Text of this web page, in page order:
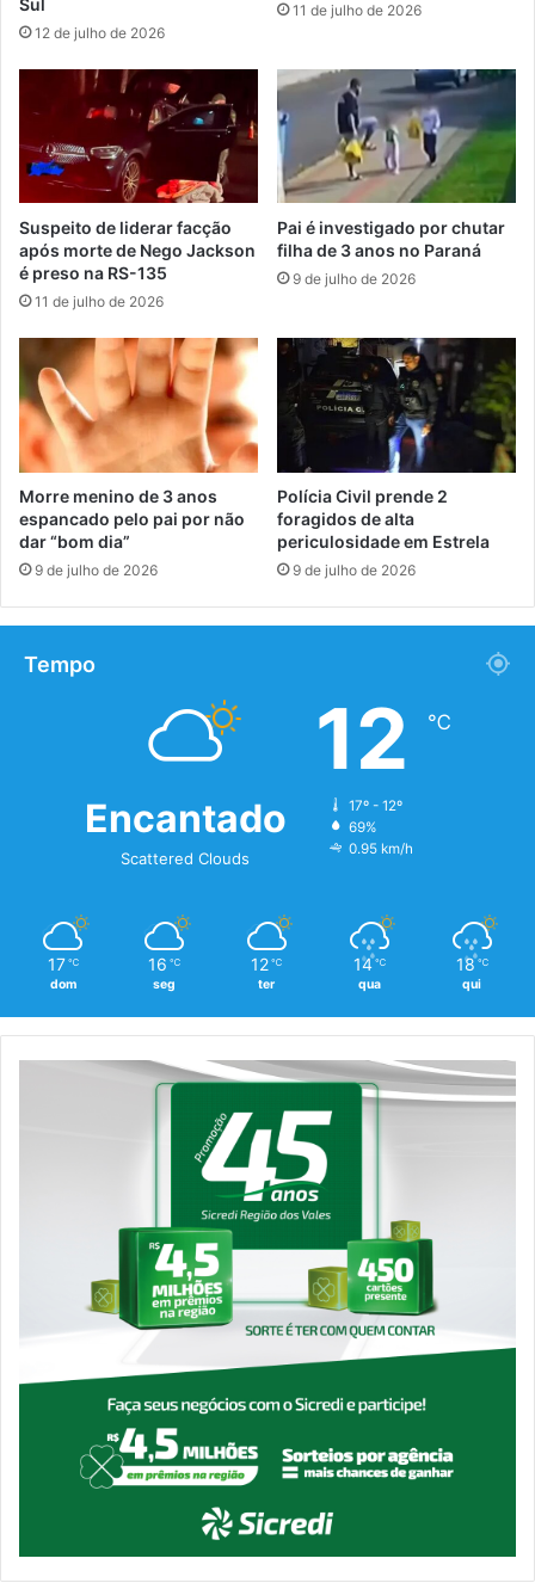
12 de julho de 2026
11 de julho de 2026
Suspeito de liderar facção
após morte de Nego Jackson
é preso na RS-135
11 de julho de 2026
Pai é investigado por chutar
filha de 3 anos no Paraná
9 de julho de 2026
Morre menino de 3 anos
espancado pelo pai por não
dar “bom dia”
9 de julho de 2026
Polícia Civil prende 2
foragidos de alta
periculosidade em Estrela
9 de julho de 2026
Tempo
Encantado
Scattered Clouds
12 ℃
17º - 12º
69%
0.95 km/h
17 ℃
dom
16 ℃
seg
12 ℃
ter
14 ℃
qua
18 ℃
qui